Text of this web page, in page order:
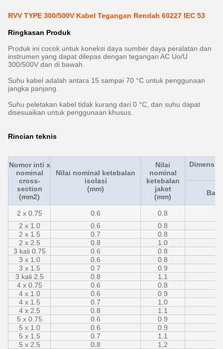
RVV TYPE 300/500V Kabel Tegangan Rendah 60227 IEC 53
Ringkasan Produk
Produk ini cocok untuk koneksi daya sumber daya peralatan dan
instrumen yang dapat dilepas dengan tegangan AC Uo/U
300/500V dan di bawah.
Suhu kabel adalah antara 15 sampai 70 °C untuk penggunaan
jangka panjang.
Suhu peletakan kabel tidak kurang dari 0 °C, dan suhu dapat
disesuaikan untuk penggunaan khusus.
Rincian teknis
Nomor inti x
nominal
cross-
section
(mm2)
Nilai nominal ketebalan
isolasi
(mm)
Nilai
nominal
ketebalan
jaket
(mm)
Dimensi
2 x 0.75 0.6 0.8
2 x 1.0
0.6
0.8
2 x 1.5
0.7
0.8
2 x 2.5
0.8
1.0
3 kali 0.75
0.6
0.8
3 x 1.0
0.6
0.8
3 x 1.5
0.7
0.9
3 kali 2.5
0.8
1.1
4 x 0.75
0.6
0.8
4 x 1.0
0.6
0.9
4 x 1.5
0.7
1.0
4 x 2.5
0.8 1.1
5 x 0.75
0.6
0.9
5 x 1.0
0.6
0.9
5 x 1.5
0.7 1.1
5 x 2.5
0.8 1.2